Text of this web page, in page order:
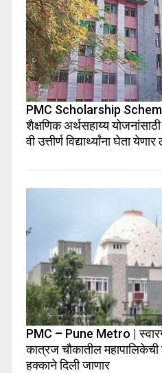
PMC Scholarship
शैक्षणिक अर्थसहाय्य
वी उत्तीर्ण विद्यार्थ्यांना घेता
PMC – Pune Metro |
कात्रज चौकातील महापालिकेची
हक्काने दिली जाणार